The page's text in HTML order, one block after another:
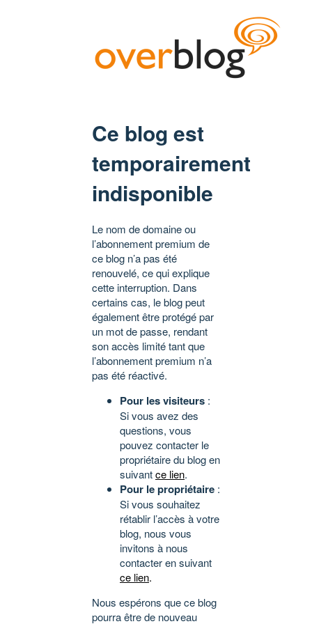
Ce blog est
temporairement
indisponible
Le nom de domaine ou
l’abonnement premium de
ce blog n’a pas été
renouvelé, ce qui explique
cette interruption. Dans
certains cas, le blog peut
également être protégé par
un mot de passe, rendant
son accès limité tant que
l’abonnement premium n’a
pas été réactivé.
Pour les visiteurs :
Si vous avez des
questions, vous
pouvez contacter le
propriétaire du blog en
suivantce lien.
Pour le propriétaire :
Si vous souhaitez
rétablir l’accès à votre
blog, nous vous
invitons à nous
contacter en suivant
ce lien.
Nous espérons que ce blog
pourra être de nouveau